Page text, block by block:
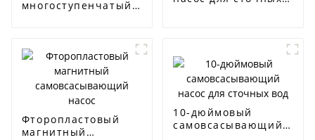
многоступенчатый
Фторопластовый
магнитный
10-дюймовый
самовсасывающий